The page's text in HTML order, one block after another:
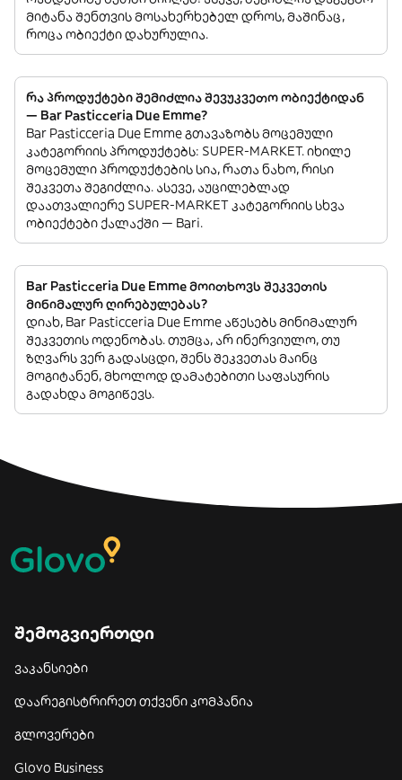
მიტანა შენთვის მოსახერხებელ დროს, მაშინაც,
როცა ობიექტი დახურულია.
რა პროდუქტები შემიძლია შევუკვეთო ობიექტიდან
— Bar Pasticceria Due Emme?
Bar Pasticceria Due Emme გთავაზობს მოცემული
კატეგორიის პროდუქტებს: SUPER-MARKET. იხილე
მოცემული პროდუქტების სია, რათა ნახო, რისი
შეკვეთა შეგიძლია. ასევე, აუცილებლად
დაათვალიერე SUPER-MARKET კატეგორიის სხვა
ობიექტები ქალაქში — Bari.
Bar Pasticceria Due Emme მოითხოვს შეკვეთის
მინიმალურ ღირებულებას?
დიახ, Bar Pasticceria Due Emme აწესებს მინიმალურ
შეკვეთის ოდენობას. თუმცა, არ ინერვიულო, თუ
ზღვარს ვერ გადასცდი, შენს შეკვეთას მაინც
მოგიტანენ, მხოლოდ დამატებითი საფასურის
გადახდა მოგიწევს.
შემოგვიერთდი
ვაკანსიები
დაარეგისტრირეთ თქვენი კომპანია
გლოვერები
Glovo Business